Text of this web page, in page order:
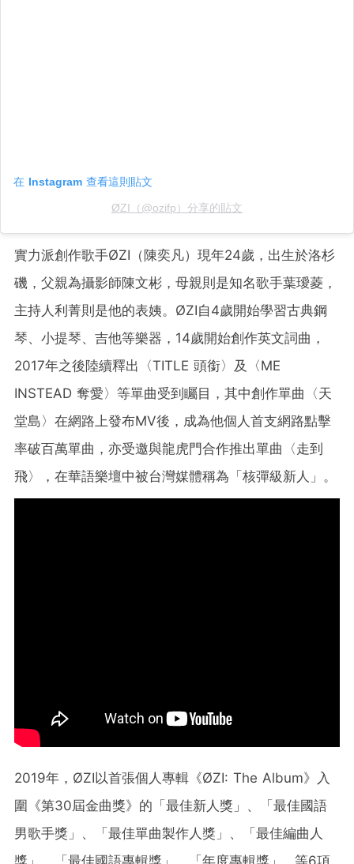
在 Instagram 查看這則貼文
ØZI（@ozifp）分享的貼文
實力派創作歌手ØZI（陳奕凡）現年24歲，出生於洛杉
磯，父親為攝影師陳文彬，母親則是知名歌手葉璦菱，
主持人利菁則是他的表姨。ØZI自4歲開始學習古典鋼
琴、小提琴、吉他等樂器，14歲開始創作英文詞曲，
2017年之後陸續釋出〈TITLE 頭銜〉及〈ME
INSTEAD 奪愛〉等單曲受到矚目，其中創作單曲〈天
堂島〉在網路上發布MV後，成為他個人首支網路點擊
率破百萬單曲，亦受邀與龍虎門合作推出單曲〈走到
飛〉，在華語樂壇中被台灣媒體稱為「核彈級新人」。
2019年，ØZI以首張個人專輯《ØZI: The Album》入
圍《第30屆金曲獎》的「最佳新人獎」、「最佳國語
男歌手獎」、「最佳單曲製作人獎」、「最佳編曲人